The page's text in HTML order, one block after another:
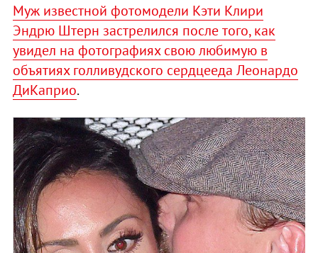
Муж известной фотомодели Кэти Клири
Эндрю Штерн застрелился после того, как
увидел на фотографиях свою любимую в
объятиях голливудского сердцееда Леонардо
ДиКаприо.